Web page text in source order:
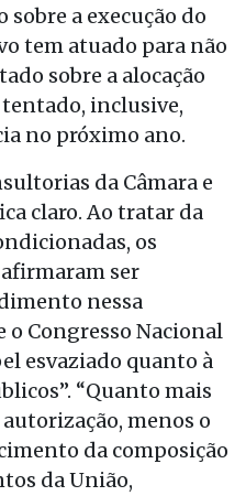
sobre a execução do
tem atuado para não
sobre a alocação
tentado, inclusive,
no próximo ano.
da Câmara e
claro. Ao tratar da
os
ser
nessa
o Congresso Nacional
esvaziado quanto à
“Quanto mais
menos o
da composição
da União,